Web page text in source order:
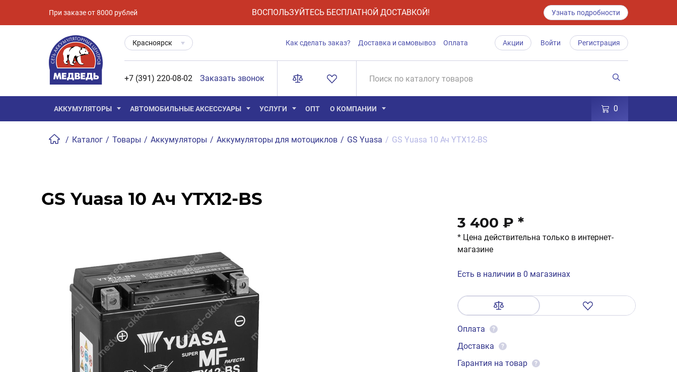
При заказе от 8000 рублей ВОСПОЛЬЗУЙТЕСЬ БЕСПЛАТНОЙ ДОСТАВКОЙ! Узнать подробности
Красноярск Как сделать заказ? Доставка и самовывоз Оплата Акции Войти Регистрация
+7 (391) 220-08-02 Заказать звонок
АККУМУЛЯТОРЫ АВТОМОБИЛЬНЫЕ АКСЕССУАРЫ УСЛУГИ ОПТ О КОМПАНИИ 0
/ Каталог / Товары / Аккумуляторы / Аккумуляторы для мотоциклов / GS Yuasa / GS Yuasa 10 Ач YTX12-BS
GS Yuasa 10 Ач YTX12-BS
3 400 ₽ *
* Цена действительна только в интернет-
магазине
Есть в наличии в 0 магазинах
Оплата ?
Доставка ?
Гарантия на товар ?